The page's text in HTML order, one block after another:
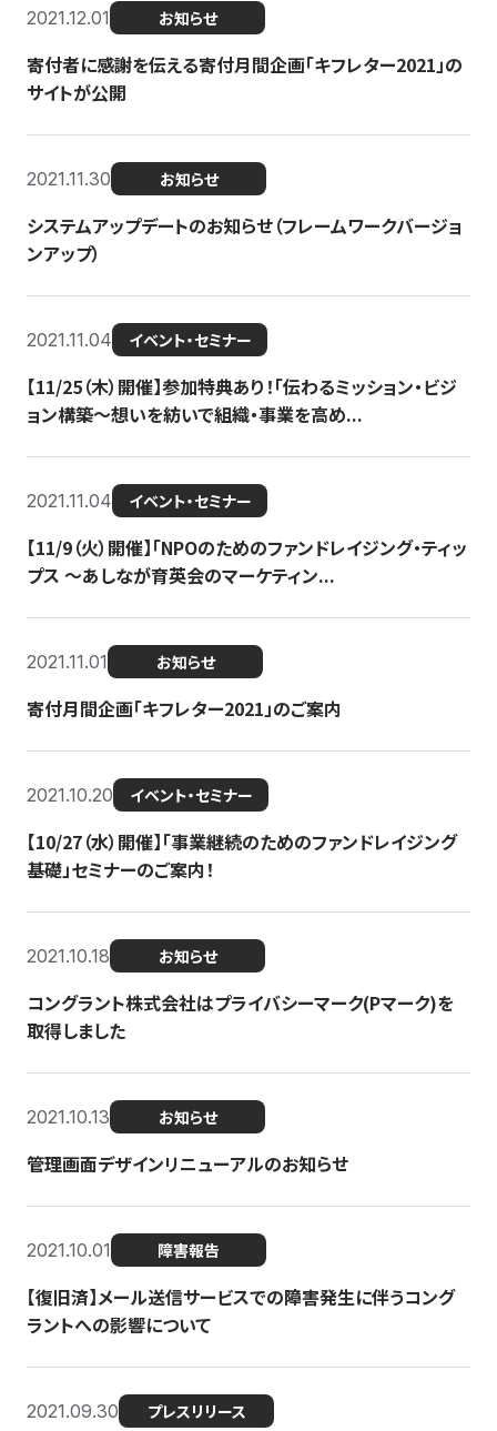
2021.12.01 お知らせ
寄付者に感謝を伝える寄付月間企画「キフレター2021」の
サイトが公開
2021.11.30 お知らせ
システムアップデートのお知らせ（フレームワークバージョ
ンアップ）
2021.11.04 イベント・セミナー
【11/25（木）開催】参加特典あり！「伝わるミッション・ビジ
ョン構築〜想いを紡いで組織・事業を高め...
2021.11.04 イベント・セミナー
【11/9（火）開催】「NPOのためのファンドレイジング・ティッ
プス 〜あしなが育英会のマーケティン...
2021.11.01 お知らせ
寄付月間企画「キフレター2021」のご案内
2021.10.20 イベント・セミナー
【10/27（水）開催】「事業継続のためのファンドレイジング
基礎」セミナーのご案内！
2021.10.18 お知らせ
コングラント株式会社はプライバシーマーク(Pマーク)を
取得しました
2021.10.13 お知らせ
管理画面デザインリニューアルのお知らせ
2021.10.01 障害報告
【復旧済】メール送信サービスでの障害発生に伴うコング
ラントへの影響について
2021.09.30 プレスリリース